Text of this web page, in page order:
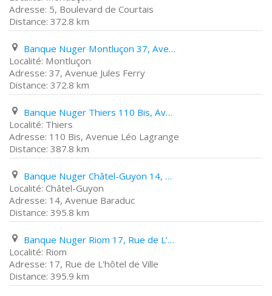
5, Boulevard de Courtais
372.8 km
Banque Nuger Montluçon 37, Avenue Jules Ferry
Montluçon
37, Avenue Jules Ferry
372.8 km
Banque Nuger Thiers 110 Bis, Avenue Léo Lagrange
Thiers
110 Bis, Avenue Léo Lagrange
387.8 km
Banque Nuger Châtel-Guyon 14, Avenue Baraduc
Châtel-Guyon
14, Avenue Baraduc
395.8 km
Banque Nuger Riom 17, Rue de L'hôtel de Ville
Riom
17, Rue de L'hôtel de Ville
395.9 km